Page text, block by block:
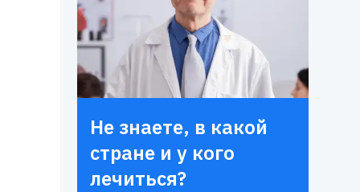
Не знаете, в какой
стране и у кого
лечиться?